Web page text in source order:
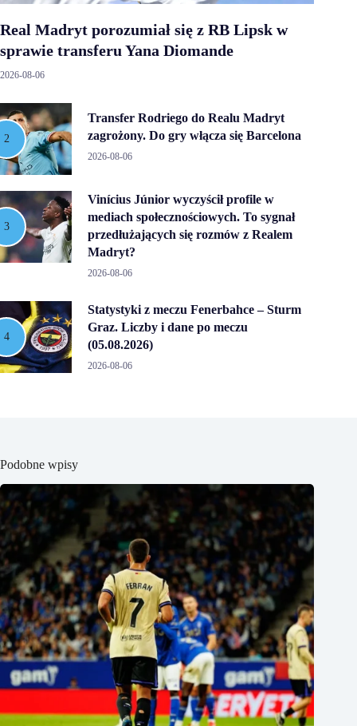
Real Madryt porozumiał się z RB Lipsk w
sprawie transferu Yana Diomande
2026-08-06
Transfer Rodriego do Realu Madryt
zagrożony. Do gry włącza się Barcelona
2026-08-06
Vinícius Júnior wyczyścił profile w
mediach społecznościowych. To sygnał
przedłużających się rozmów z Realem
Madryt?
2026-08-06
Statystyki z meczu Fenerbahce – Sturm
Graz. Liczby i dane po meczu
(05.08.2026)
2026-08-06
Podobne wpisy